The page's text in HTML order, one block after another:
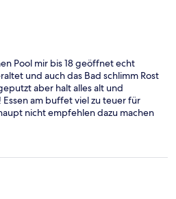
Pool mir bis 18 geöffnet echt
und auch das Bad schlimm Rost
aber halt alles alt und
am buffet viel zu teuer für
nicht empfehlen dazu machen
auch noch nie gesehen zuvor.
gut aus. Der Ort an sich ab
An Handtüchern wird auch
nur eins zur Verfügung
Ich würde dieses Hotel nicht